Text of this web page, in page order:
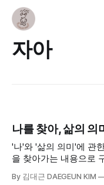
자아
나를 찾아, 삶의 의
'나'와 '삶의 의미'에 관
을 찾아가는 내용으로
By 김대근 DAEGEUN KIM